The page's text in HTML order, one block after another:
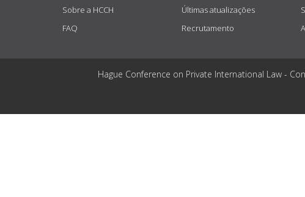
Sobre a HCCH
FAQ
Últimas atualizações
Recrutamento
Hague Conference on Private International Law -